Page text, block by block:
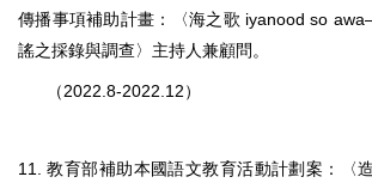
傳播事項補助計畫：〈海之歌 iyanood so
謠之採錄與調查〉主持人兼顧問。
（2022.8-2022.12）
11. 教育部補助本國語文教育活動計劃案：〈